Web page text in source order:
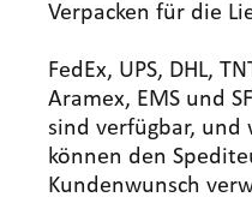
Verpacken für die
FedEx, UPS, DHL,
Aramex, EMS und
sind verfügbar, und
können den
Kundenwunsch